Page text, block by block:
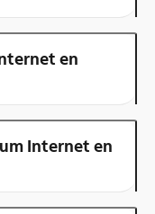
en
Internet en